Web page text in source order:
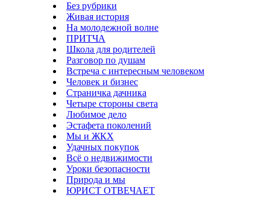
Без рубрики
Живая история
На молодежной волне
ПРИТЧА
Школа для родителей
Разговор по душам
Встреча с интересным человеком
Человек и бизнес
Страничка дачника
Четыре стороны света
Любимое дело
Эстафета поколений
Мы и ЖКХ
Удачных покупок
Всё о недвижимости
Уроки безопасности
Природа и мы
ЮРИСТ ОТВЕЧАЕТ